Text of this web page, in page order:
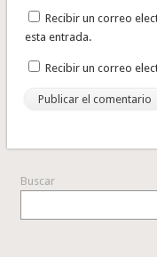
Recibir un correo
esta entrada.
Recibir un correo
Buscar